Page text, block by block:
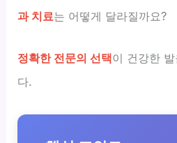
과 치료는 어떻게 달라질까요?
정확한 전문의 선택이 건강한
다.